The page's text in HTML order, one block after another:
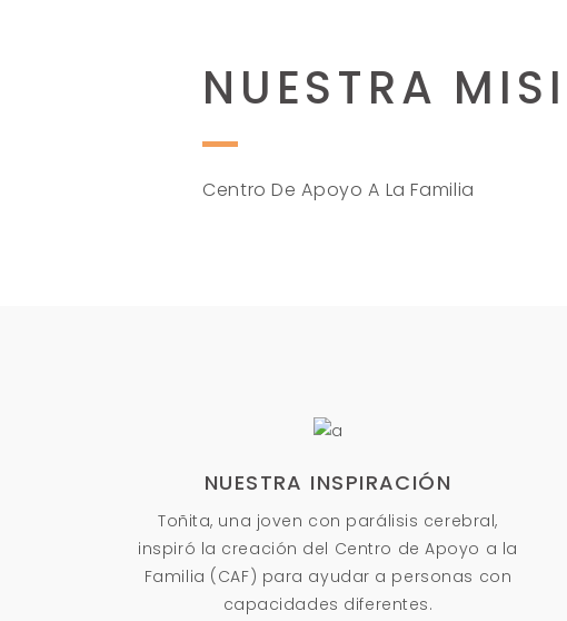
NUESTRA
Centro De Apoyo A La Familia
NUESTRA INSPIRACIÓN
Toñita, una joven con parálisis cerebral,
inspiró la creación del Centro de Apoyo a la
Familia (CAF) para ayudar a personas con
capacidades diferentes.